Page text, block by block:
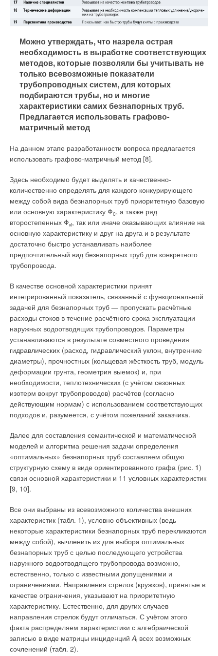
Можно утверждать, что назрела острая
необходимость в выработке соответствующих
методов, которые позволяли бы учитывать не
только всевозможные показатели
трубопроводных систем, для которых
подбираются трубы, но и многие
характеристики самих безнапорных труб.
Предлагается использовать графово-
матричный метод
На данном этапе разработанности вопроса предлагается
использовать графово-матричный метод [8].
Здесь необходимо будет выделять и качественно-
количественно определять для каждого конкурирующего
между собой вида безнапорных труб приоритетную базовую
или основную характеристику Φ0, а также ряд
второстепенных Φкi, так или иначе оказывающих влияние на
основную характеристику и друг на друга и в результате
достаточно быстро устанавливать наиболее
предпочтительный вид безнапорных труб для конкретного
трубопровода.
В качестве основной характеристики принят
интегрированный показатель, связанный с функциональной
задачей для безнапорных труб — пропускать расчётные
расходы стоков в течение расчётного срока эксплуатации
наружных водоотводящих трубопроводов. Параметры
устанавливаются в результате совместного проведения
гидравлических (расход, гидравлический уклон, внутренние
диаметры), прочностных (кольцевая жёсткость труб, модуль
деформации грунта, геометрия выемок) и, при
необходимости, теплотехнических (с учётом сезонных
изотерм вокруг трубопроводов) расчётов (согласно
действующим нормам) с использованием соответствующих
подходов и, разумеется, с учётом пожеланий заказчика.
Далее для составления семантической и математической
моделей и алгоритма решения задачи определения
«оптимальных» безнапорных труб составляем общую
структурную схему в виде ориентированного графа (рис. 1)
связи основной характеристики и 11 условных характеристик
[9, 10].
Все они выбраны из всевозможного количества внешних
характеристик (табл. 1), условно объективных (ведь
некоторые характеристики безнапорных труб перекликаются
между собой), вычленить их для выбора оптимальных
безнапорных труб с целью последующего устройства
наружного водоотводящего трубопровода возможно,
естественно, только с известными допущениями и
ограничениями. Направления стрелок (кружков), принятые в
качестве ограничения, указывают на приоритетную
характеристику. Естественно, для других случаев
направления стрелок будут отличаться. С учётом этого
факта распределяем характеристики с алгебраической
записью в виде матрицы инциденцийAi всех возможных
сочленений (табл. 2).
Теплоноситель к коллекторам промышленного напольного
труб Uponor Ecoflex, проложенных под плитой пола.
Магистрали теплоснабжения вентиляционной установки и
воздушных тепловых завес выполнены из труб MLC (общая
длина 400 м, диаметры от 25 до 75 м). Мощность такой
системы достигает 160 кВт.
Для охлаждения помещения была использована потолочная
система Uponor, которая состоит из оцинкованных стальных
панелей со стекловолокнистым звукопоглощающим
составляет 92,5 Вт/м2при разнице температур воздуха и
холодоносителя 10 °C.
Автоматическая регулировка температуры поверхностного
отопления и охлаждения производственного комплекса была
обеспечена с помощью системы автоматики Uponor,
состоящей из контроллеров и беспроводных термостатов.
Контроллер обеспечивает подачу теплоты в помещение в
соответствии с данными по температуре от термостатов и
при необходимости переводит систему в режим экономии по
графику или по желанию обслуживающего персонала.
Контроллер открывает и закрывает электроприводы
охлаждения по сигналам от термостатов.
Водоснабжение в помещении
Для монтажа системы водоснабжения были использованы
металлопластиковые трубы MLQ в которых объединены
преимущества металлических и пластиковых решений и
одновременно отсутствуют их недостатки. Пятислойная
композиционная труба состоит из продольно сваренной
трубы с внутренним и внешним слоем полиэтилена
повышенной термостойкости в соответствии с требованиями
немецкого стандарта DIN 16833. Данное решение устойчиво
к воздействию коррозии и имеет коэффициент теплового
что позволяет продукту соответствовать всем санитарно-
гигиеническим требованиям, предъявляемым к уровню
безопасности систем водоснабжения. Алюминиевая основа
трубы уменьшает эффект расширения при нагреве и
обеспечивает изделию стабильную форму, что позволило
легко и надёжно произвести монтаж.
Срок службы системы при соблюдении температурных
режимов составляет 50 лет — эта отличная характеристика
при длительной эксплуатации была протестирована и
подтверждена российскими и европейскими сертификатами.
Применение современных решений при строительстве
завода позволило, с одной стороны, эффективно
использовать ресурсы, обеспечивая тем самым
безопасность и снижение эксплуатационных затрат, а с
другой — создать и поддерживать идеальный микроклимат
рабочего помещения, благоприятный для здоровья
сотрудников.
Пятислойная композиционная труба MLC
штока.
Достоинствами простейшей наполнительной арматуры
относительная неприхотливость к загрязнению рабочей
жидкости.
Для защиты запорно-регулирующих элементов
наполнительной арматуры от механических
частиц обычно применяют фильтроэлементы с
ячейками размером от 0,1 до 0,7 мм. Они
устанавливаются в большинстве случаев в
центральных отверстиях штуцеров
наполнительных арматур. Иногда
применяются и внешние индивидуальные
фильтры
Слово «относительная» отражает истинное положение
вещей. Все подобные наполнительные арматуры никогда не
снабжались индивидуальными фильтрами для защиты их
запорно-регулирующих элементов от засорения и
разрушения механическими частицами. Почему? Диаметр
отверстия сопла составлял величину порядка 3,0-3,5 мм, и
ход клапана имел соизмеримые размеры. Поэтому зазор
между торцом сопла и рабочей поверхностью клапана при
наполнении бачка был примерно равен диаметру сопла. В
результате в момент интенсивного заполнения смывного
бачка все механические загрязнения без задержки
проскакивали через сопло и щель между соплом и
прокладкой, а большинство из них оседало на дне смывного
бачка. Поэтому проектировщики и конструкторы считали, что
фильтр не нужен, поскольку и так всё проскакивает!
Однако в последний момент заполнения бачка зазор между
торцом сопла и прокладкой уменьшается. Обычно он
уменьшается плавно. В этот зазор попадают механические
частицы загрязнений и также плавно придавливаются
прокладкой к седлу и фиксируются на рабочей поверхности
прокладки, мешая рабочему зазору сократиться до нулевых
значений при малых усилиях со стороны поплавка. Это
первый недостаток .
Второй недостатокпростейшей наполнительной арматуры
противодавления заключается в следующем. Из-за упругости
прокладки и наличия механических частиц, скапливающихся
в зазоре и около входа воды в этот зазор, интенсивность
заполнения смывного бачка в последний момент его
заполнения существенно снижается. Поэтому ГОСТ 21485-